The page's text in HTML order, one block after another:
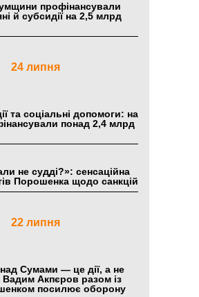
профінансували
й субсидії на 2,5 млрд
24 липня
та соціальні допомоги: на
понад 2,4 млрд
не судді?»: сенсаційна
Порошенка щодо санкцій
22 липня
Сумами — це дії, а не
Акпєров разом із
посилює оборону